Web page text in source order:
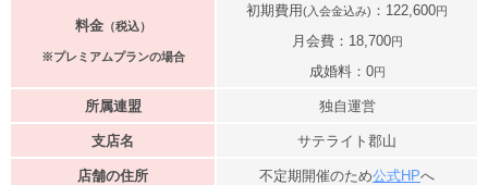
料金（税込）
※プレミアムプランの場合
初期費用(入会金込み) ：122,600円
月会費：18,700円
成婚料：0円
所属連盟 独自運営
支店名 サテライト郡山
店舗の住所 不定期開催のため公式HPへ